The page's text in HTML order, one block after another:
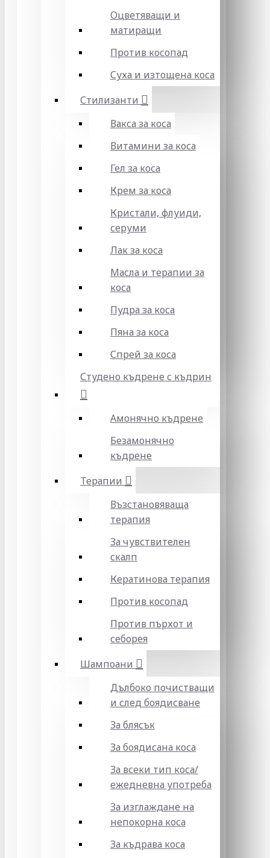
Оцветяващи и
матиращи
Против косопад
Суха и изтощена коса
Стилизанти
Вакса за коса
Витамини за коса
Гел за коса
Крем за коса
Кристали, флуиди,
серуми
Лак за коса
Масла и терапии за
коса
Пудра за коса
Пяна за коса
Спрей за коса
Студено къдрене с къдрин
Амонячно къдрене
Безамонячно
къдрене
Терапии
Възстановяваща
терапия
За чувствителен
скалп
Кератинова терапия
Против косопад
Против пърхот и
себорея
Шампоани
Дълбоко почистващи
и след боядисване
За блясък
За боядисана коса
За всеки тип коса/
ежедневна употреба
За изглаждане на
непокорна коса
За къдрава коса